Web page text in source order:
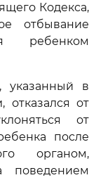
Кодекса,
отбывание
ребенком
указанный в
отказался от
от
после
органом,
поведением